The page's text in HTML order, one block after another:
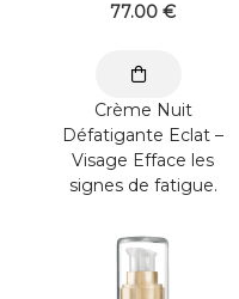
77.00 €
Crème Nuit
Défatigante Eclat –
Visage Efface les
signes de fatigue.
dénoue les tensions.
Teint ...